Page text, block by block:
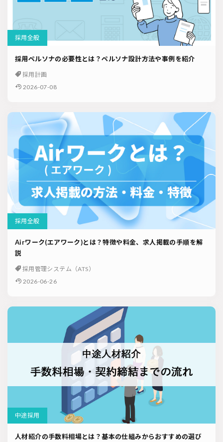
採用全般
採用ペルソナの必要性とは？ペルソナ設計方法や事例を紹介
採用計画
2026-07-08
採用全般
Airワーク(エアワーク)とは？特徴や料金、求人掲載の手順を解
説
採用管理システム（ATS）
2026-06-26
中途採用
人材紹介の手数料相場とは？基本の仕組みからおすすめの選び